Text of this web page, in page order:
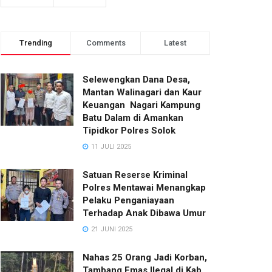
Trending Comments Latest
Selewengkan Dana Desa,
Mantan Walinagari dan Kaur
Keuangan Nagari Kampung
Batu Dalam di Amankan
Tipidkor Polres Solok
11 JULI 2025
Satuan Reserse Kriminal
Polres Mentawai Menangkap
Pelaku Penganiayaan
Terhadap Anak Dibawa Umur
21 JUNI 2025
Nahas 25 Orang Jadi Korban,